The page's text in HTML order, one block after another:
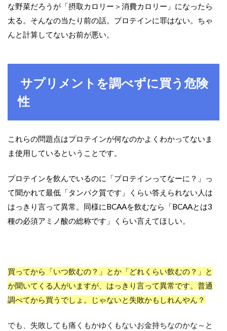
な野菜だろうが「摂取カロリー＞消費カロリー」になったら
太る。そんなの当たり前の話。プロテインに罪はない。ちゃ
んと計算してないお前が悪い。
サプリメントを調べずに買う危険
性
これらの問題点はプロテインが何なのかよくわかってないま
ま使用しているということです。
プロテインを飲んでいるのに「プロテインってなーに？」っ
て聞かれて最低「タンパク質です」くらい答えられない人は
はっきり言って異常。同様にBCAAを飲むなら「BCAAとは3
種の必須アミノ酸の総称です」くらい言えてほしい。
買ってから「いつ飲むの？」とか「どれくらい飲むの？」と
か聞いてくる人がいますが、はっきり言って異常です。普通
調べてから買うでしょ。じゃないと失敗かもしれんやん？
でも、失敗しても痛くもかゆくもないお金持ちなのかな～と